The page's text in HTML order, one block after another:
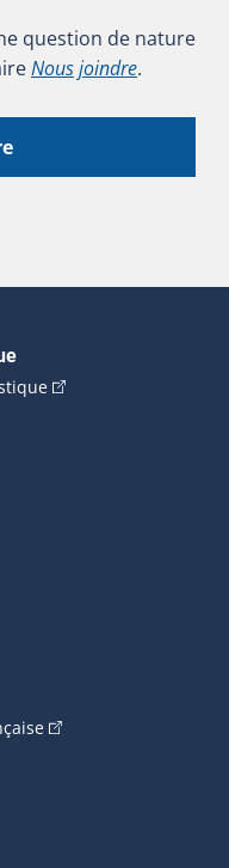
question de nature
Nous joindre.
(Cet hyperlien
(Cet hyperlien
externe s'ouvrira
hyperlien externe
s'ouvrira dans une